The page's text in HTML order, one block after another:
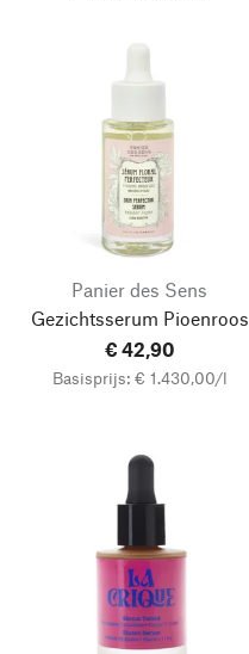
Panier des Sens
Gezichtsserum Pioenroos
€ 42,90
Basisprijs: € 1.430,00/l